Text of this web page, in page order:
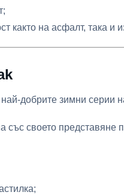
както на асфалт, така и
добрите зимни серии
със своето представяне